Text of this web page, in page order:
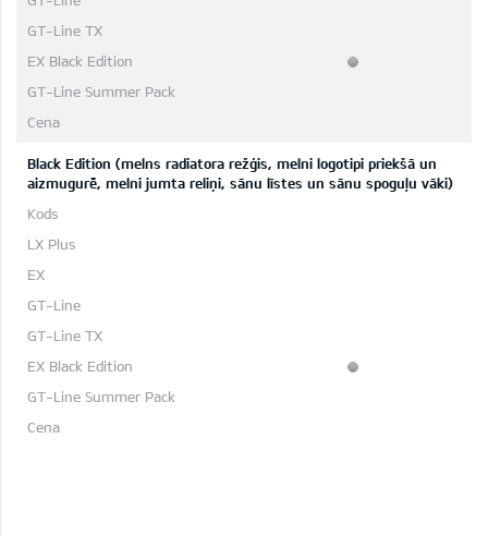
Black Edition (melns radiatora režģis, melni logotipi priekšā un
aizmugurē, melni jumta reliņi, sānu līstes un sānu spoguļu vāki)